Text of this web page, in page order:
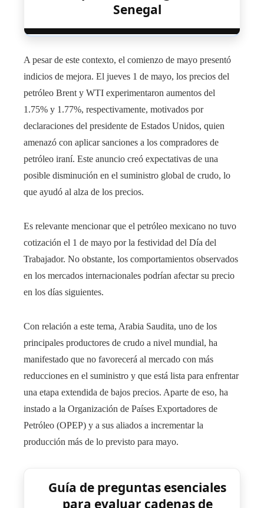
Senegal
A pesar de este contexto, el comienzo de mayo presentó
indicios de mejora. El jueves 1 de mayo, los precios del
petróleo Brent y WTI experimentaron aumentos del
1.75% y 1.77%, respectivamente, motivados por
declaraciones del presidente de Estados Unidos, quien
amenazó con aplicar sanciones a los compradores de
petróleo iraní. Este anuncio creó expectativas de una
posible disminución en el suministro global de crudo, lo
que ayudó al alza de los precios.
Es relevante mencionar que el petróleo mexicano no tuvo
cotización el 1 de mayo por la festividad del Día del
Trabajador. No obstante, los comportamientos observados
en los mercados internacionales podrían afectar su precio
en los días siguientes.
Con relación a este tema, Arabia Saudita, uno de los
principales productores de crudo a nivel mundial, ha
manifestado que no favorecerá al mercado con más
reducciones en el suministro y que está lista para enfrentar
una etapa extendida de bajos precios. Aparte de eso, ha
instado a la Organización de Países Exportadores de
Petróleo (OPEP) y a sus aliados a incrementar la
producción más de lo previsto para mayo.
Guía de preguntas esenciales
para evaluar cadenas de